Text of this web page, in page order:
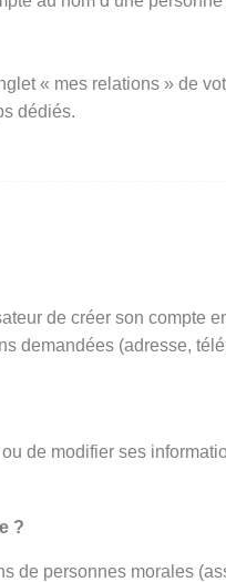
« mes relations » de
dédiés.
de créer son
demandées (adresse,
de modifier ses
?
de personnes morales